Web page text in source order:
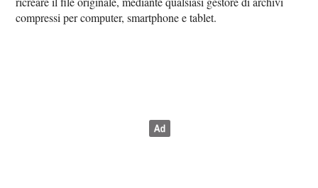
compressi per computer, smartphone e tablet.